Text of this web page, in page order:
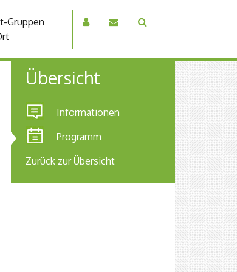
Gruppen
Übersicht
Informationen
Programm
Zurück zur Übersicht